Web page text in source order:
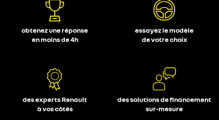
obtenez une réponse
en moins de 4h
essayez le modèle
de votre choix
des experts Renault
à vos côtés
des solutions de financement
sur-mesure